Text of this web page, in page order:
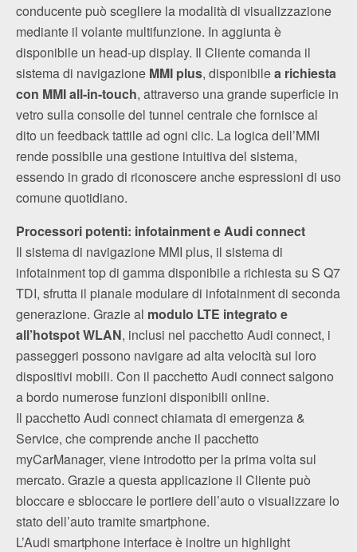
conducente può scegliere la modalità di visualizzazione
mediante il volante multifunzione. In aggiunta è
disponibile un head-up display. Il Cliente comanda il
sistema di navigazione MMI plus, disponibilea richiesta
con MMI all-in-touch, attraverso una grande superficie in
vetro sulla consolle del tunnel centrale che fornisce al
dito un feedback tattile ad ogni clic. La logica dell’MMI
rende possibile una gestione intuitiva del sistema,
essendo in grado di riconoscere anche espressioni di uso
comune quotidiano.
Processori potenti: infotainment e Audi connect
Il sistema di navigazione MMI plus, il sistema di
infotainment top di gamma disponibile a richiesta su S Q7
TDI, sfrutta il pianale modulare di infotainment di seconda
generazione. Grazie al modulo LTE integrato e
all’hotspot WLAN, inclusi nel pacchetto Audi connect, i
passeggeri possono navigare ad alta velocità sui loro
dispositivi mobili. Con il pacchetto Audi connect salgono
a bordo numerose funzioni disponibili online.
Il pacchetto Audi connect chiamata di emergenza &
Service, che comprende anche il pacchetto
myCarManager, viene introdotto per la prima volta sul
mercato. Grazie a questa applicazione il Cliente può
bloccare e sbloccare le portiere dell’auto o visualizzare lo
stato dell’auto tramite smartphone.
L’Audi smartphone interface è inoltre un highlight